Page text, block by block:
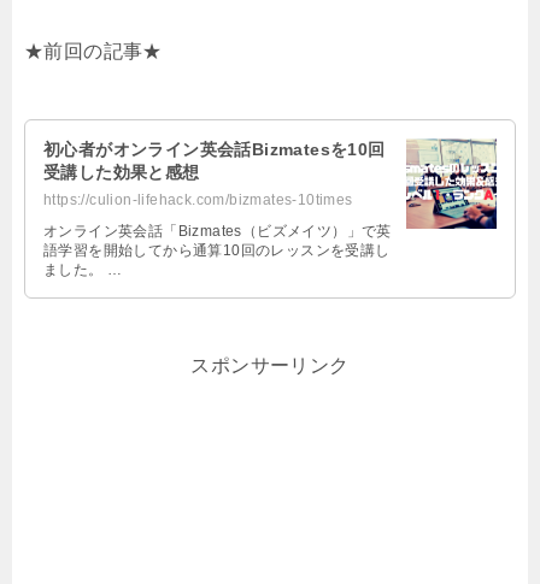
★前回の記事★
初心者がオンライン英会話Bizmatesを10回
受講した効果と感想
https://culion-lifehack.com/bizmates-10times
オンライン英会話「Bizmates（ビズメイツ）」で英
語学習を開始してから通算10回のレッスンを受講し
ました。 …
スポンサーリンク